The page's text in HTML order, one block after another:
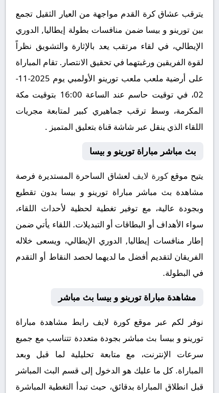
يترقب عشاق كرة القدم مواجهة من العيار الثقيل تجمع
بين تورينو و بيسا ضمن منافسات بطولة إيطاليا, الدوري
الإيطالي، في لقاء مرتقب يعد بالإثارة والتشويق نظراً
لقوة الفريقين ورغبتهما في تحقيق الانتصار. تقام المباراة
على أرضية ملعب ملعب تورينو الأولمبي يوم 2025-11-
02، في توقيت حاسم عند الساعة 16:00 بتوقيت مكة
المكرمة، وسط ترقب جماهيري كبير لمتابعة مجريات
اللقاء الذي ينقل عبر شاشة قناة بتعليق المتميز .
بث مباشر مباراة تورينو و بيسا
يتيح موقعكورة لايف لعشاق الساحرة المستديرة فرصة
مشاهدة بث مباشر مباراة تورينو و بيسا بدون تقطيع
وبجودة عالية، مع توفير تغطية لحظية لأحداث اللقاء،
سواء الأهداف أو البطاقات أو التبديلات. اللقاء يأتي ضمن
إطار منافسات إيطاليا, الدوري الإيطالي، ويسعى خلاله
الفريقان لتقديم أفضل ما لديهما لحصد النقاط أو التقدم
في البطولة.
مشاهدة مباراة تورينو و بيسا بث مباشر
نوفر لكم عبر موقع كورة لايف رابط مشاهدة مباراة
تورينو و بيسا بث مباشر بجودة متعددة تتناسب مع جميع
سرعات الإنترنت، مع متابعة تحليلية لما قبل وبعد
المباراة. كل ما عليك هو الدخول إلى قسم البث المباشر
قبل انطلاق المباراة بدقائق، حيث تبدأ التغطية المباشرة